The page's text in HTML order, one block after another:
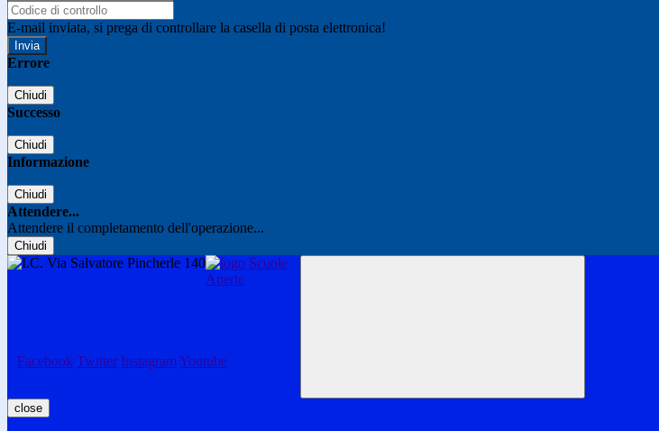
E-mail inviata, si prega di controllare la casella di posta elettronica!
Errore
Chiudi
Successo
Chiudi
Informazione
Chiudi
Attendere...
Attendere il completamento dell'operazione...
Chiudi
Facebook Twitter Instagram Youtube
close